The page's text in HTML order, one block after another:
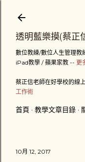
透明藍樂摸(蔡正
數位教練/數位人生管理
iPad教學 / 蘋果家教 -- 更
蔡正信老師在好學校的線
工作術
首頁 教學文章目錄
10月 12, 2017